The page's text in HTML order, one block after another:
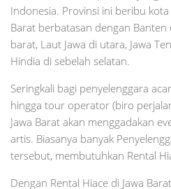
Indonesia. Provinsi ini beribu
Barat berbatasan dengan Banten
barat, Laut Jawa di utara, Jawa
Hindia di sebelah selatan.
Seringkali bagi penyelenggara
hingga tour operator (biro
Jawa Barat akan menggadakan
artis. Biasanya banyak
tersebut, membutuhkan Rental
Dengan Rental Hiace di Jawa